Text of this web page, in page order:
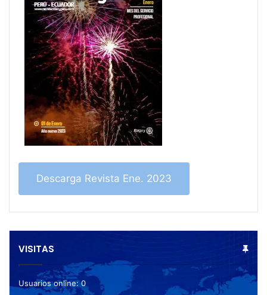
Descarga Revista Ene. 2023
VISITAS
Usuarios online:0